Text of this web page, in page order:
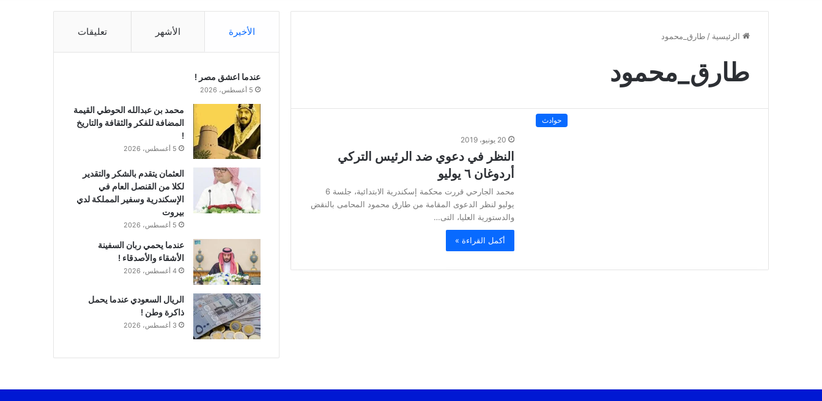
عن
الرئيسية / طارق_محمود
طارق_محمود
حوادث
20 يونيو، 2019
النظر في دعوي ضد الرئيس التركي
أردوغان ٦ يوليو
محمد الجارحي قررت محكمة إسكندرية الابتدائية، جلسة 6
يوليو لنظر الدعوى المقامة من طارق محمود المحامى بالنقض
والدستورية العليا، التى…
أكمل القراءة »
الأخيرة الأشهر تعليقات
عندما اعشق مصر !
5 أغسطس، 2026
محمد بن عبدالله الحوطي القيمة
المضافة للفكر والثقافة والتاريخ
!
5 أغسطس، 2026
العثمان يتقدم بالشكر والتقدير
لكلا من القنصل العام في
الإسكندرية وسفير المملكة لدي
بيروت
5 أغسطس، 2026
عندما يحمي ربان السفينة
الأشقاء والأصدقاء !
4 أغسطس، 2026
الريال السعودي عندما يحمل
ذاكرة وطن !
3 أغسطس، 2026